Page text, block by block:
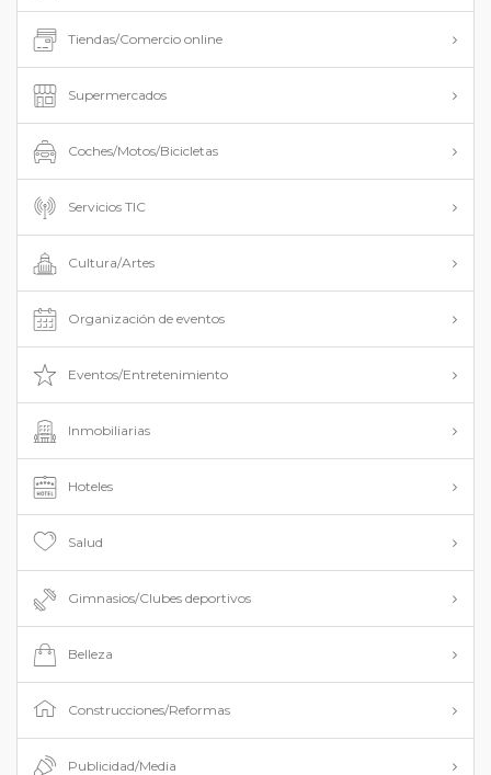
Tiendas/Comercio online
Supermercados
Coches/Motos/Bicicletas
Servicios TIC
Cultura/Artes
Organización de eventos
Eventos/Entretenimiento
Inmobiliarias
Hoteles
Salud
Gimnasios/Clubes deportivos
Belleza
Construcciones/Reformas
Publicidad/Media